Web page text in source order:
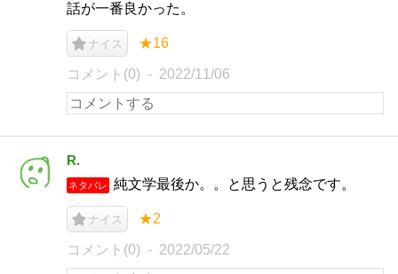
話が一番良かった。
ナイス ★16
コメント(0) 2022/11/06
R.
ネタバレ 純文学最後か。。と思うと残念です。
ナイス ★2
コメント(0) 2022/05/22